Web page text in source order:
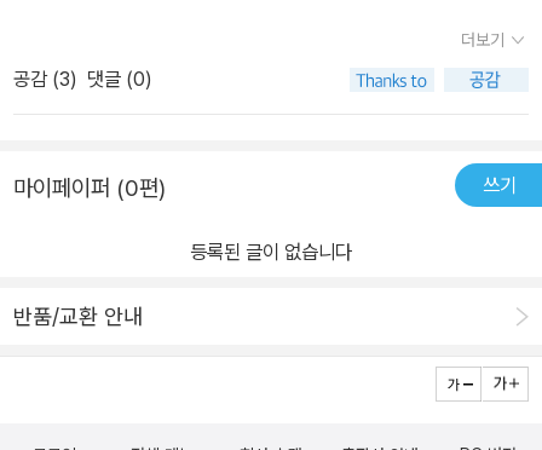
매, 남매들의 모습도 그 시절의 그것과 별반 달라 보이지 않는다. 제
아무리 세상이 바뀌었다고 해도 사람 살아가는 기본적 상식들은 결국
하나 같은 법이니까 말이다.이 책은 짧고 간결한 이야기들이지만 그
어차 있다. 새로 태어난 동생에게 온 가족의 관심이 쏠리자 동생을 내
제 동생을 욕하는 다른 아이를 힘껏 밀친 후 동생을 안고 줄행랑을 치
빠가 데려다 준 하트 저수지에서 하루 종일 신나게 썰매를 타고 놀면
력을 깨우치게 되는 소중한 경험들. 형제와 자매, 남매라는 관계들은
더보기
공감 (3) 댓글 (0)
마이페이퍼 (0편) 쓰기
등록된 글이 없습니다
반품/교환 안내